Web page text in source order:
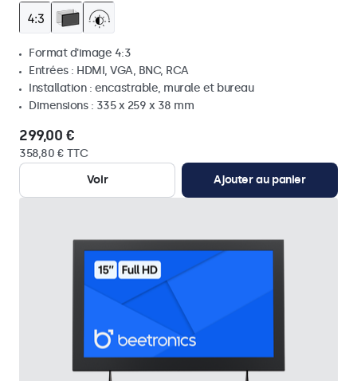
Format d'image 4:3
Entrées : HDMI, VGA, BNC, RCA
Installation : encastrable, murale et bureau
Dimensions : 335 x 259 x 38 mm
299,00 €
358,80 € TTC
Voir
Ajouter au panier